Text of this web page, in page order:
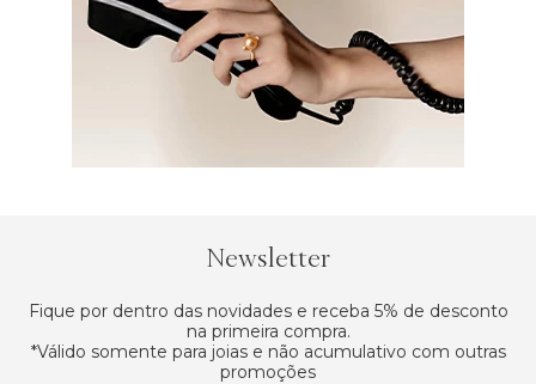
Newsletter
Fique por dentro das novidades e receba 5% de desconto
na primeira compra.
*Válido somente para joias e não acumulativo com outras
promoções